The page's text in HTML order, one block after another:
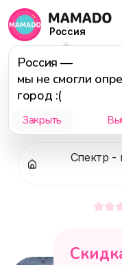
Россия
Россия —
мы не смогли
город :(
Закрыть
Спектр -
Популярное